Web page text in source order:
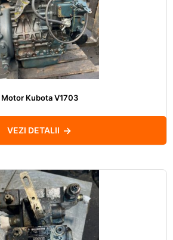
Motor Kubota V1703
VEZI DETALII